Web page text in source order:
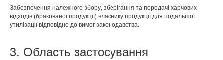
Забезпечення належного збору, зберігання та передачі харчових
відходів (бракованої продукції) власнику продукції для подальшої
утилізації відповідно до вимог законодавства.
3. Область застосування